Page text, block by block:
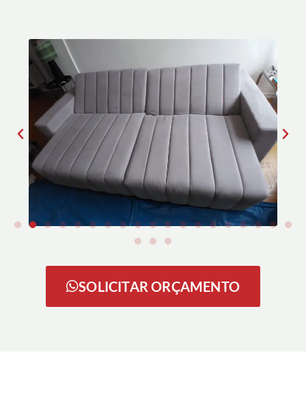
SOLICITAR ORÇAMENTO